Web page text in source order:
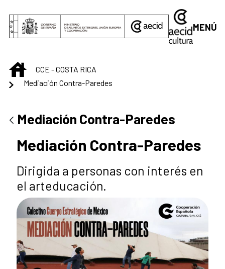
MENÚ
INICIO
CCE - COSTA RICA
Mediación Contra-Paredes
Mediación Contra-Paredes
Mediación Contra-Paredes
Dirigida a personas con interés en
el arteducación.